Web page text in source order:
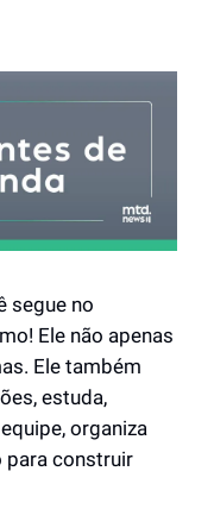
segue no
Ele não apenas
Ele também
estuda,
organiza
para construir